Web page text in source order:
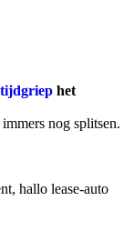
het
nog splitsen.
hallo lease-auto